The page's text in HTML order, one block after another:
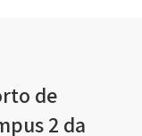
de
2 da